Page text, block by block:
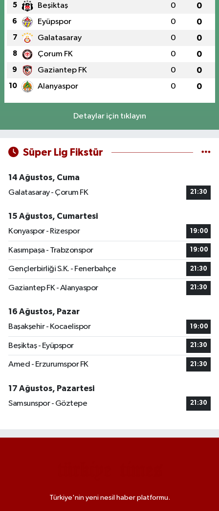
5 Beşiktaş 0 0
6 Eyüpspor 0 0
7 Galatasaray 0 0
8 Çorum FK 0 0
9 Gaziantep FK 0 0
10 Alanyaspor 0 0
Detaylar için tıklayın
Süper Lig Fikstür
14 Ağustos, Cuma
Galatasaray - Çorum FK
21:30
15 Ağustos, Cumartesi
Konyaspor - Rizespor
19:00
Kasımpaşa - Trabzonspor 19:00
Gençlerbirliği S.K. - Fenerbahçe 21:30
Gaziantep FK - Alanyaspor 21:30
16 Ağustos, Pazar
Başakşehir - Kocaelispor
19:00
Beşiktaş - Eyüpspor 21:30
Amed - Erzurumspor FK 21:30
17 Ağustos, Pazartesi
Samsunspor - Göztepe
21:30
Türkiye'nin yeni nesil haber platformu.